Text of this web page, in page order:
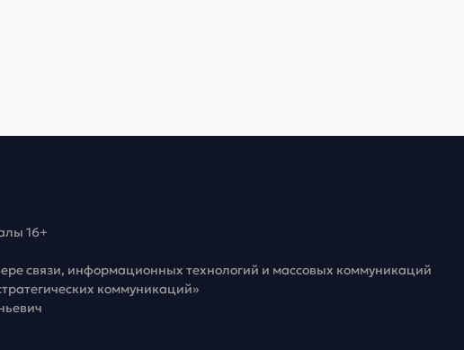
16+
связи, информационных технологий и массовых коммуникаций
коммуникаций»